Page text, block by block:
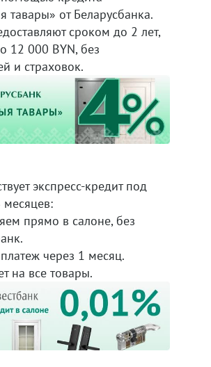
тавары» от Беларусбанка.
сроком до 2 лет,
12 000 BYN, без
и страховок.
экспресс-кредит под
прямо в салоне, без
через 1 месяц.
на все товары.